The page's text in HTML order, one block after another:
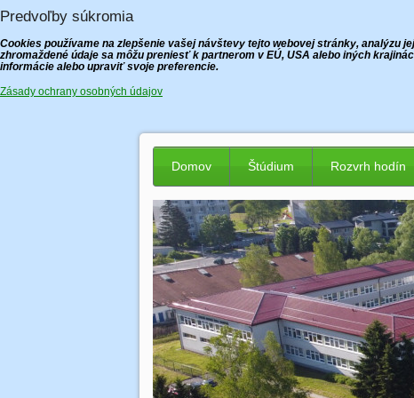
Domov Štúdium Rozvrh hodín
Predvoľby súkromia
Cookies používame na zlepšenie vašej návštevy tejto webovej stránky, analýzu
zhromaždené údaje sa môžu preniesť k partnerom v EÚ, USA alebo iných
informácie alebo upraviť svoje preferencie.
Zásady ochrany osobných údajov